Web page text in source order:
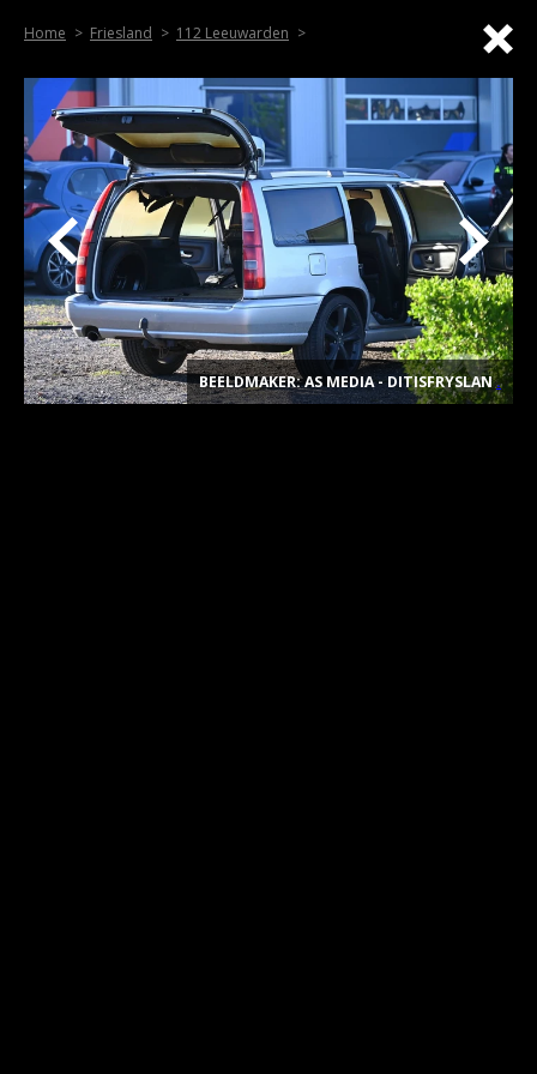
Home Friesland 112 Leeuwarden
BEELDMAKER: AS MEDIA - DITISFRYSLAN.